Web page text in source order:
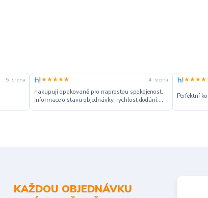
5. srpna ★★★★★ 4. srpna
nakupuji opakovaně pro naprostou spokojenost,
informace o stavu objednávky, rychlost dodání,....
Perfektní
KAŽDOU OBJEDNÁVKU